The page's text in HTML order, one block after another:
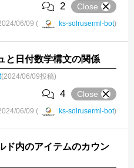
2 Close
06/09 ( ks-solruserml-bot)
と日付数学構文の関係
(2024/06/09投稿)
4 Close
06/09 ( ks-solruserml-bot)
ド内のアイテムのカウン